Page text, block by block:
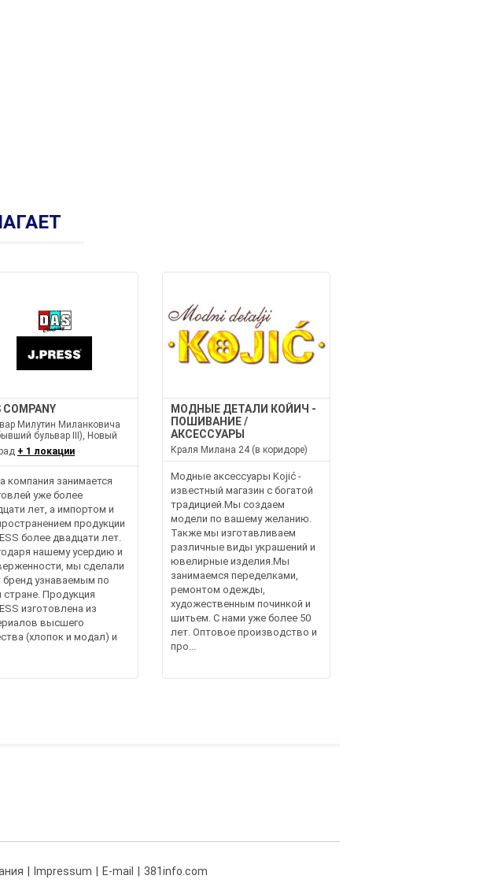
COMPANY
Милутин Миланковича
бульвар III), Новый
+ 1 локации
компания занимается
уже более
лет, а импортом и
продукции
более двадцати лет.
нашему усердию и
мы сделали
бренд узнаваемым по
стране. Продукция
изготовлена из
высшего
(хлопок и модал) и
МОДНЫЕ ДЕТАЛИ КОЙИЧ -
ПОШИВАНИЕ /
АКСЕССУАРЫ
Краля Милана 24 (в коридоре)
Модные аксессуары Kojić -
известный магазин с богатой
традицией.Мы создаем
модели по вашему желанию.
Также мы изготавливаем
различные виды украшений и
ювелирные изделия.Мы
занимаемся переделками,
ремонтом одежды,
художественным починкой и
шитьем. С нами уже более 50
лет. Оптовое производство и
про...
Impressum E-mail 381info.com